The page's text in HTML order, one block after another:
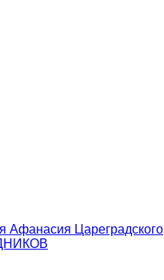
Афанасия Цареградского